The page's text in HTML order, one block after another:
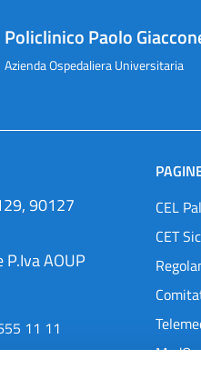
Policlinico Paolo
Azienda Ospedaliera Universitaria
90127
P.Iva AOUP
11 11
CEL
CET